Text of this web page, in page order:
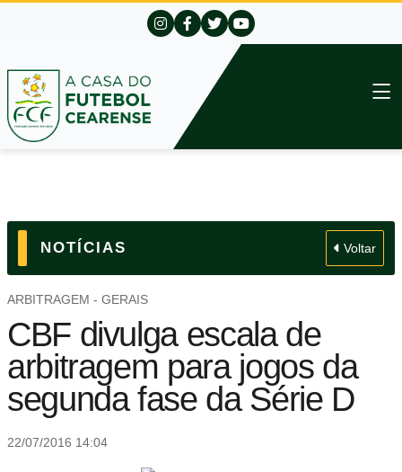
NOTÍCIAS Voltar
ARBITRAGEM - GERAIS
CBF divulga escala de
arbitragem para jogos da
segunda fase da Série D
22/07/2016 14:04